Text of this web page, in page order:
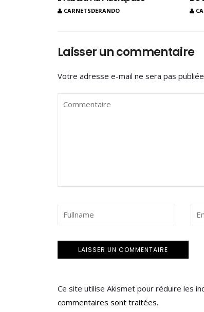
CARNETSDERANDO
Laisser un commentaire
Votre adresse e-mail ne sera pas
Ce site utilise Akismet pour réduire les
commentaires sont traitées.